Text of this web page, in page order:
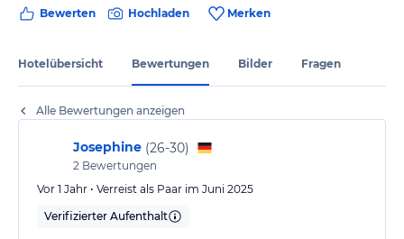
Bewerten Hochladen Merken
Hotelübersicht Bewertungen Bilder Fragen
Alle Bewertungen anzeigen
Josephine (26-30)
2 Bewertungen
Vor 1 Jahr • Verreist als Paar im Juni 2025
Verifizierter Aufenthalt